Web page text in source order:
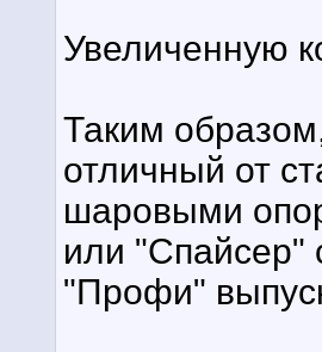
Увеличенную
Таким
отличный от
шаровыми
или "Спайсер"
"Профи"